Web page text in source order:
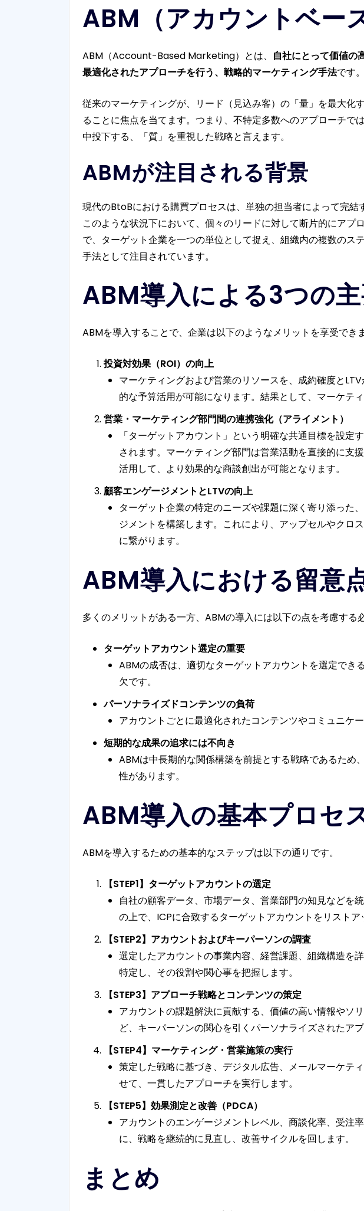
ABM（アカウントベー
ABM（Account-Based Marketing）とは、 自社にとって価値の
最適化されたアプローチを行う、戦略的マーケティング手法です。
従来のマーケティングが、リード（見込み客）の「量」を最大
ることに焦点を当てます。つまり、不特定多数へのアプローチ
中投下する、「質」を重視した戦略と言えます。
ABMが注目される背景
現代のBtoBにおける購買プロセスは、単独の担当者によって完
このような状況下において、個々のリードに対して断片的にア
で、ターゲット企業を一つの単位として捉え、組織内の複数の
手法として注目されています。
ABM導入による3つの
ABMを導入することで、企業は以下のようなメリットを享受できま
投資対効果（ROI）の向上
マーケティングおよび営業のリソースを、成約確度と
的な予算活用が可能になります。結果として、マーケテ
営業・マーケティング部門間の連携強化（アライメント）
「ターゲットアカウント」という明確な共通目標を設
されます。マーケティング部門は営業活動を直接的に支
活用して、より効果的な商談創出が可能となります。
顧客エンゲージメントとLTVの向上
ターゲット企業の特定のニーズや課題に深く寄り添った
ジメントを構築します。これにより、アップセルやクロ
に繋がります。
ABM導入における留意
多くのメリットがある一方、ABMの導入には以下の点を考慮する
ターゲットアカウント選定の重要
ABMの成否は、適切なターゲットアカウントを選定で
欠です。
パーソナライズドコンテンツの負荷
アカウントごとに最適化されたコンテンツやコミュニケ
短期的な成果の追求には不向き
ABMは中長期的な関係構築を前提とする戦略であるため
性があります。
ABM導入の基本プロセ
ABMを導入するための基本的なステップは以下の通りです。
【STEP1】ターゲットアカウントの選定
自社の顧客データ、市場データ、営業部門の知見など
の上で、ICPに合致するターゲットアカウントをリストア
【STEP2】アカウントおよびキーパーソンの調査
選定したアカウントの事業内容、経営課題、組織構造を
特定し、その役割や関心事を把握します。
【STEP3】アプローチ戦略とコンテンツの策定
アカウントの課題解決に貢献する、価値の高い情報やソ
ど、キーパーソンの関心を引くパーソナライズされたア
【STEP4】マーケティング・営業施策の実行
策定した戦略に基づき、デジタル広告、メールマーケテ
せて、一貫したアプローチを実行します。
【STEP5】効果測定と改善（PDCA）
アカウントのエンゲージメントレベル、商談化率、受注
に、戦略を継続的に見直し、改善サイクルを回します。
まとめ